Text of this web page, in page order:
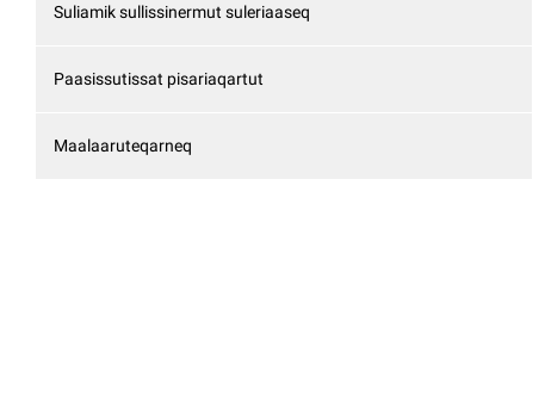
Suliamik sullissinermut suleriaaseq
Paasissutissat pisariaqartut
Maalaaruteqarneq